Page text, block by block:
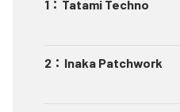
1 ： Tatami Techno
2 ： Inaka Patchwork